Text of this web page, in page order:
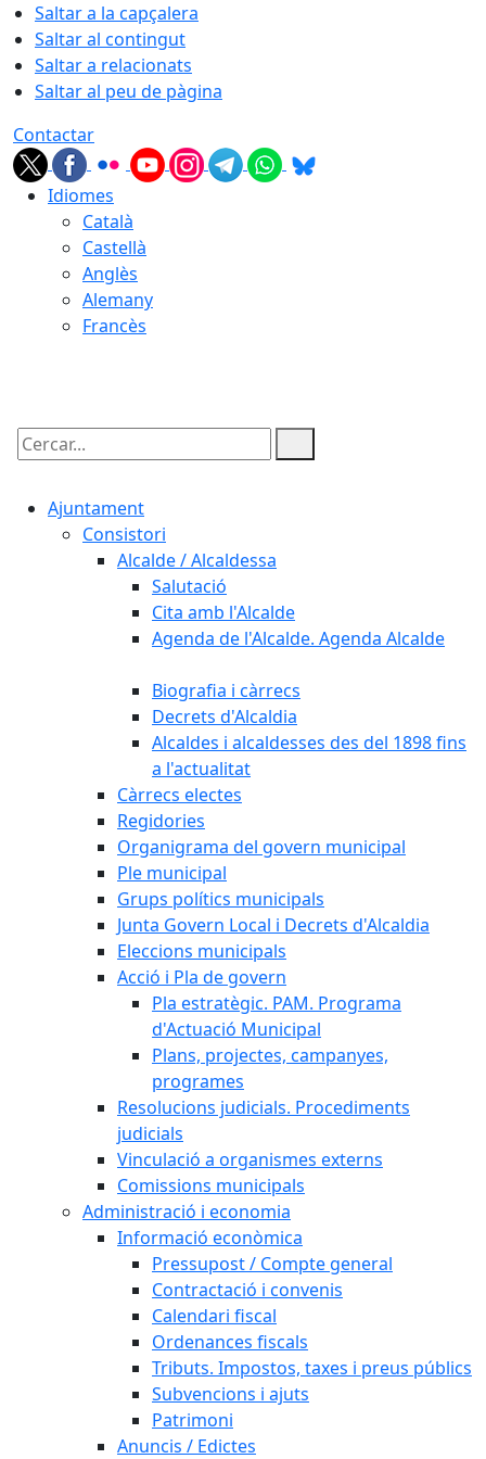
Saltar a la capçalera
Saltar al contingut
Saltar a relacionats
Saltar al peu de pàgina
Contactar
Idiomes
Català
Castellà
Anglès
Alemany
Francès
Cercar:
Ajuntament
Consistori
Alcalde / Alcaldessa
Salutació
Cita amb l'Alcalde
Agenda de l'Alcalde. Agenda Alcalde
Biografia i càrrecs
Decrets d'Alcaldia
Alcaldes i alcaldesses des del 1898 fins
a l'actualitat
Càrrecs electes
Regidories
Organigrama del govern municipal
Ple municipal
Grups polítics municipals
Junta Govern Local i Decrets d'Alcaldia
Eleccions municipals
Acció i Pla de govern
Pla estratègic. PAM. Programa
d'Actuació Municipal
Plans, projectes, campanyes,
programes
Resolucions judicials. Procediments
judicials
Vinculació a organismes externs
Comissions municipals
Administració i economia
Informació econòmica
Pressupost / Compte general
Contractació i convenis
Calendari fiscal
Ordenances fiscals
Tributs. Impostos, taxes i preus públics
Subvencions i ajuts
Patrimoni
Anuncis / Edictes